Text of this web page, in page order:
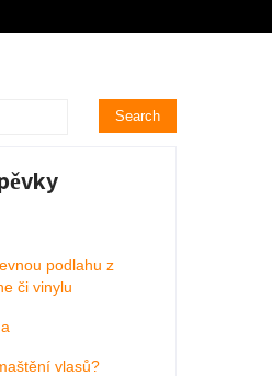
podlahu z
či vinylu
vlasů?